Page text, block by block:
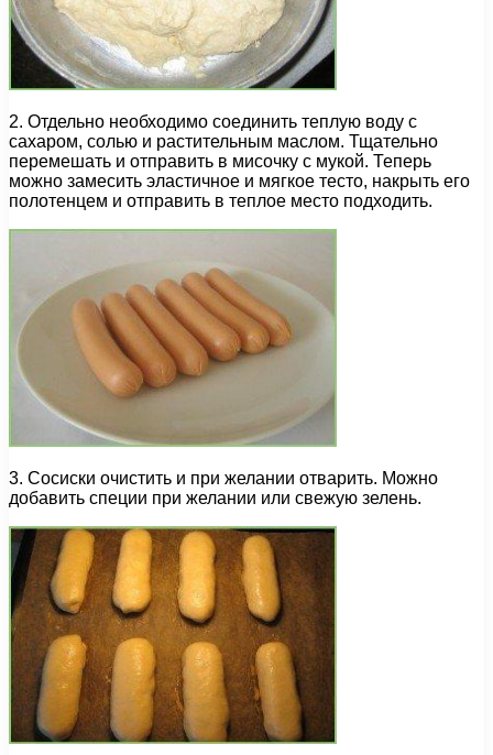
2. Отдельно необходимо соединить теплую воду с
сахаром, солью и растительным маслом. Тщательно
перемешать и отправить в мисочку с мукой. Теперь
можно замесить эластичное и мягкое тесто, накрыть его
полотенцем и отправить в теплое место подходить.
3. Сосиски очистить и при желании отварить. Можно
добавить специи при желании или свежую зелень.